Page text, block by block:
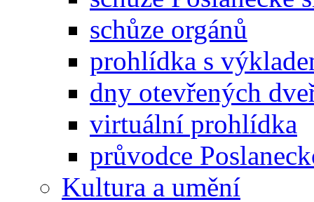
schůze orgánů
prohlídka s
dny otevřených
virtuální prohlídka
průvodce
Kultura a umění